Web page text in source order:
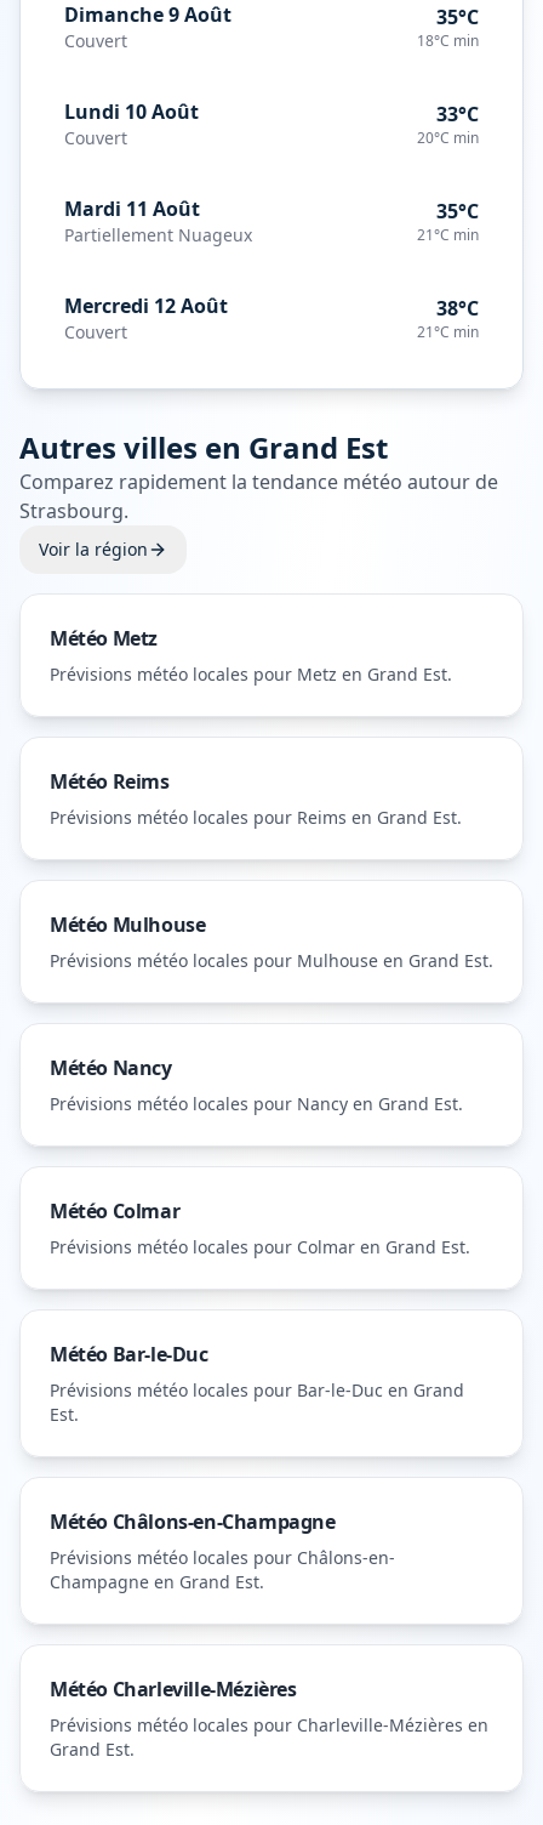
Dimanche 9 Août
Couvert
35°C
18°C min
Lundi 10 Août
Couvert
33°C
20°C min
Mardi 11 Août
Partiellement Nuageux
35°C
21°C min
Mercredi 12 Août
Couvert
38°C
21°C min
Autres villes en Grand Est
Comparez rapidement la tendance météo autour de
Strasbourg.
Voir la région
Météo Metz
Prévisions météo locales pour Metz en Grand Est.
Météo Reims
Prévisions météo locales pour Reims en Grand Est.
Météo Mulhouse
Prévisions météo locales pour Mulhouse en Grand Est.
Météo Nancy
Prévisions météo locales pour Nancy en Grand Est.
Météo Colmar
Prévisions météo locales pour Colmar en Grand Est.
Météo Bar-le-Duc
Prévisions météo locales pour Bar-le-Duc en Grand
Est.
Météo Châlons-en-Champagne
Prévisions météo locales pour Châlons-en-
Champagne en Grand Est.
Météo Charleville-Mézières
Prévisions météo locales pour Charleville-Mézières en
Grand Est.